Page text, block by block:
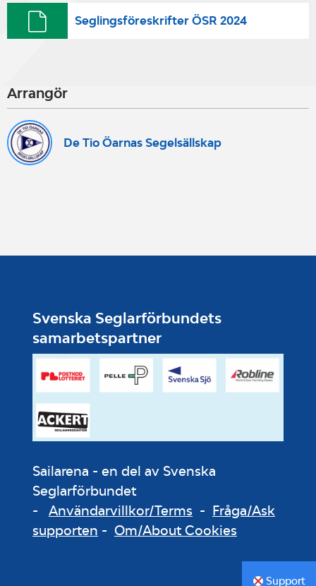
Seglingsföreskrifter ÖSR 2024
Arrangör
De Tio Öarnas Segelsällskap
Svenska Seglarförbundets
samarbetspartner
Sailarena - en del av Svenska
Seglarförbundet
- Användarvillkor/Terms - Fråga/Ask
supporten - Om/About Cookies
Support